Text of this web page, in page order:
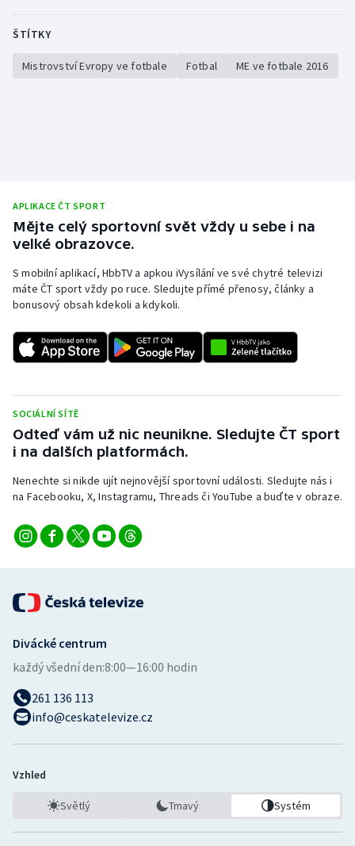
ŠTÍTKY
Mistrovství Evropy ve fotbale Fotbal ME ve fotbale 2016
APLIKACE ČT SPORT
Mějte celý sportovní svět vždy u sebe i na
velké obrazovce.
S mobilní aplikací, HbbTV a apkou iVysílání ve své chytré televizi
máte ČT sport vždy po ruce. Sledujte přímé přenosy, články a
bonusový obsah kdekoli a kdykoli.
SOCIÁLNÍ SÍTĚ
Odteď vám už nic neunikne. Sledujte ČT sport
i na dalších platformách.
Nenechte si nikde ujít nejnovější sportovní události. Sledujte nás i
na Facebooku, X, Instagramu, Threads či YouTube a buďte v obraze.
Divácké centrum
každý všední den:8:00—16:00 hodin
261 136 113
info@ceskatelevize.cz
Vzhled
Světlý Tmavý Systém